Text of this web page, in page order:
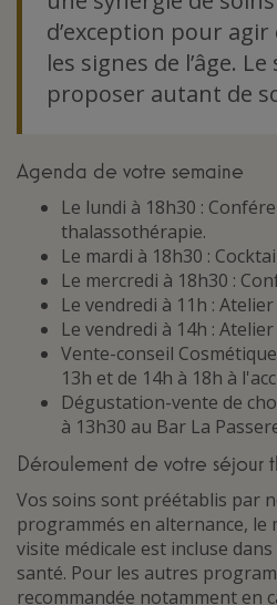
d’exception pour
les signes de l’âge.
proposer autant de
Agenda de votre semaine
Le lundi à 18h30 :
thalassothérapie.
Le mardi à 18h30 :
Le mercredi à 18h30 :
Le vendredi à 11h :
Le vendredi à 14h :
Vente-conseil
13h et de 14h à 18h à
Dégustation-vente de
à 13h30 au Bar La
Déroulement de votre séjour
Vos soins sont préétablis par
programmés en alternance, le
visite médicale est incluse
santé. Pour les autres
recommandée notamment en